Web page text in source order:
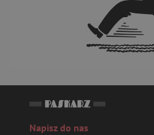
Napisz do nas